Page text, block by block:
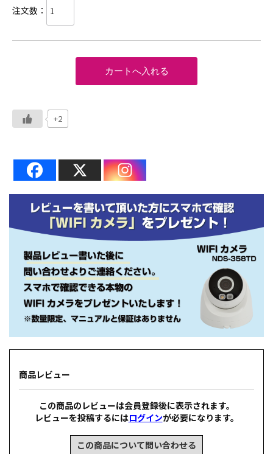
注文数：
+2
商品レビュー
この商品のレビューは会員登録後に表示されます。
レビューを投稿するにはログインが必要になります。
この商品について問い合わせる